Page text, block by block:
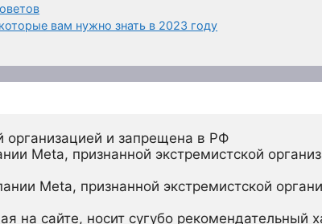
вам нужно знать в 2023 году
организацией и запрещена в РФ
Meta, признанной экстремистской
Meta, признанной экстремистской
на сайте, носит сугубо рекомендательный